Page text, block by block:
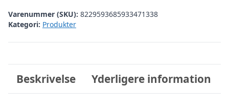
Varenummer (SKU): 8229593685933471338
Kategori: Produkter
Beskrivelse Yderligere information